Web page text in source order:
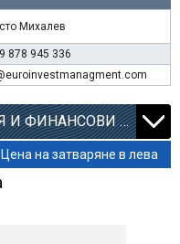
Михалев
878 945 336
ИСТОРИЧЕСКА ИНФОРМАЦИЯ И ФИНАНСОВИ КОЕФИЦИЕНТИ
Цена на затваряне в лева